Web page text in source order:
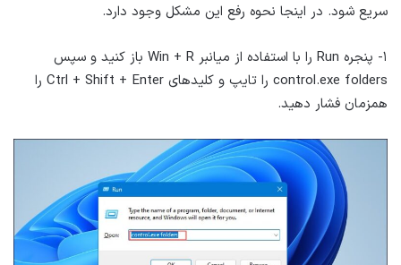
سریع شود. در اینجا نحوه رفع این مشکل وجود دارد.
۱- پنجره Run را با استفاده از میانبر Win + R باز کنید و سپس
control.exe folders را تایپ و کلیدهای Ctrl + Shift + Enter را
همزمان فشار دهید.